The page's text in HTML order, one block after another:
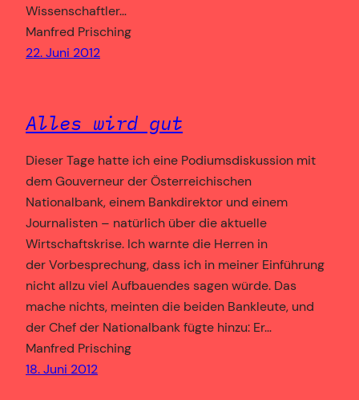
Wissenschaftler…
Manfred Prisching
22. Juni 2012
Alles wird gut
Dieser Tage hatte ich eine Podiumsdiskussion mit
dem Gouverneur der Österreichischen
Nationalbank, einem Bankdirektor und einem
Journalisten – natürlich über die aktuelle
Wirtschaftskrise. Ich warnte die Herren in
der Vorbesprechung, dass ich in meiner Einführung
nicht allzu viel Aufbauendes sagen würde. Das
mache nichts, meinten die beiden Bankleute, und
der Chef der Nationalbank fügte hinzu: Er…
Manfred Prisching
18. Juni 2012